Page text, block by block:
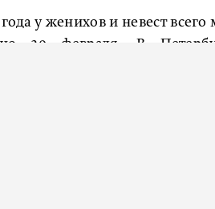
у женихов и невест
29 февраля. В